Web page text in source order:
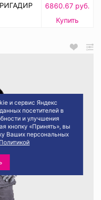
и сервис Яндекс
посетителей в
и улучшения
кнопку «Принять», вы
Ваших персональных
6860.67 руб.
Купить